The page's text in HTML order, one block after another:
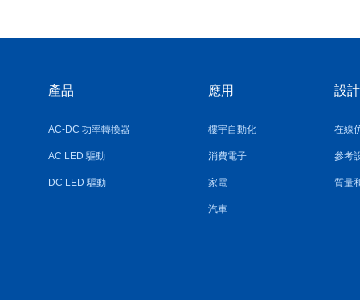
產品
AC-DC 功率轉換器
AC LED 驅動
DC LED 驅動
應用
樓宇自動化
消費電子
家電
汽車
設
在線
參考
質量